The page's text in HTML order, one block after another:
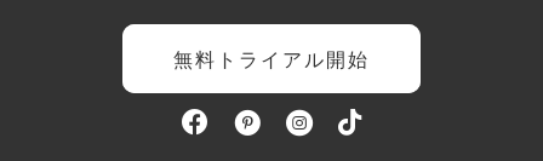
無料トライアル開始